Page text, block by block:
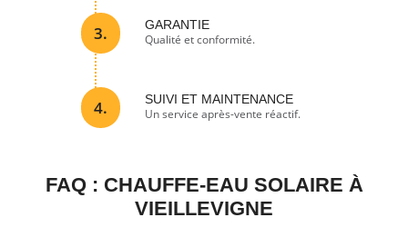
3. GARANTIE
Qualité et conformité.
4. SUIVI ET MAINTENANCE
Un service après-vente réactif.
FAQ : CHAUFFE-EAU SOLAIRE À
VIEILLEVIGNE